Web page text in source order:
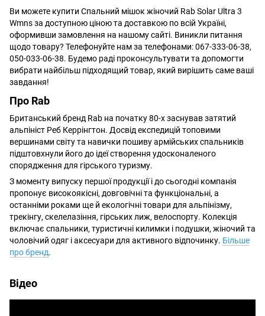
Ви можете купити Спальний мішок жіночий Rab Solar Ultra 3
Wmns за доступною ціною та доставкою по всій Україні,
оформивши замовлення на нашому сайті. Виникли питання
щодо товару? Телефонуйте нам за телефонами: 067-333-06-38,
050-033-06-38. Будемо раді проконсультувати та допомогти
вибрати найбільш підходящий товар, який вирішить саме ваші
завдання!
Про Rab
Британський бренд Rab на початку 80-х заснував затятий
альпініст Реб Керрінгтон. Досвід експедицій топовими
вершинами світу та навички пошиву армійських спальників
підштовхнули його до ідеї створення удосконаленого
спорядження для гірського туризму.
З моменту випуску першої продукції і до сьогодні компанія
пропонує високоякісні, довговічні та функціональні, а
останніми роками ще й екологічні товари для альпінізму,
трекінгу, скелелазіння, гірських лиж, велоспорту. Колекція
включає спальники, туристичні килимки і подушки, жіночий та
чоловічий одяг і аксесуари для активного відпочинку. Більше
про бренд.
Відео